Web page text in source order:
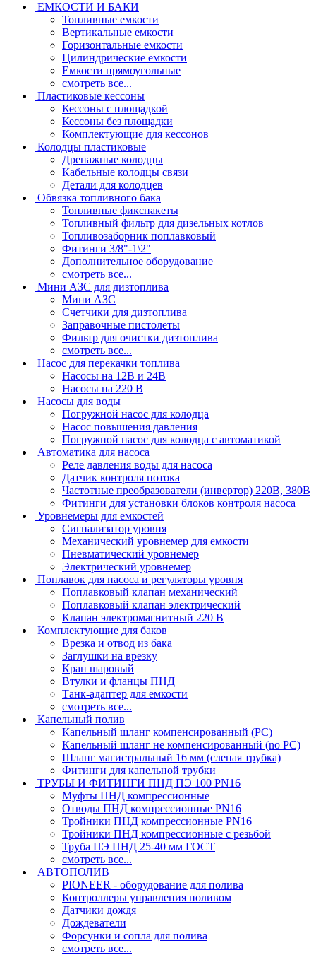
ЕМКОСТИ И БАКИ
Топливные емкости
Вертикальные емкости
Горизонтальные емкости
Цилиндрические емкости
Емкости прямоугольные
смотреть все...
Пластиковые кессоны
Кессоны с площадкой
Кессоны без площадки
Комплектующие для кессонов
Колодцы пластиковые
Дренажные колодцы
Кабельные колодцы связи
Детали для колодцев
Обвязка топливного бака
Топливные фикспакеты
Топливный фильтр для дизельных котлов
Топливозаборник поплавковый
Фитинги 3/8"-1\2"
Дополнительное оборудование
смотреть все...
Мини АЗС для дизтоплива
Мини АЗС
Счетчики для дизтоплива
Заправочные пистолеты
Фильтр для очистки дизтоплива
смотреть все...
Насос для перекачки топлива
Насосы на 12В и 24В
Насосы на 220 В
Насосы для воды
Погружной насос для колодца
Насос повышения давления
Погружной насос для колодца с автоматикой
Автоматика для насоса
Реле давления воды для насоса
Датчик контроля потока
Частотные преобразователи (инвертор) 220В, 380В
Фитинги для установки блоков контроля насоса
Уровнемеры для емкостей
Сигнализатор уровня
Механический уровнемер для емкости
Пневматический уровнемер
Электрический уровнемер
Поплавок для насоса и регуляторы уровня
Поплавковый клапан механический
Поплавковый клапан электрический
Клапан электромагнитный 220 В
Комплектующие для баков
Врезка и отвод из бака
Заглушки на врезку
Кран шаровый
Втулки и фланцы ПНД
Танк-адаптер для емкости
смотреть все...
Капельный полив
Капельный шланг компенсированный (PC)
Капельный шланг не компенсированный (no PC)
Шланг магистральный 16 мм (слепая трубка)
Фитинги для капельной трубки
ТРУБЫ И ФИТИНГИ ПНД ПЭ 100 PN16
Муфты ПНД компрессионные
Отводы ПНД компрессионные PN16
Тройники ПНД компрессионные PN16
Тройники ПНД компрессионные с резьбой
Труба ПЭ ПНД 25-40 мм ГОСТ
смотреть все...
АВТОПОЛИВ
PIONEER - оборудование для полива
Контроллеры управления поливом
Датчики дождя
Дождеватели
Форсунки и сопла для полива
смотреть все...